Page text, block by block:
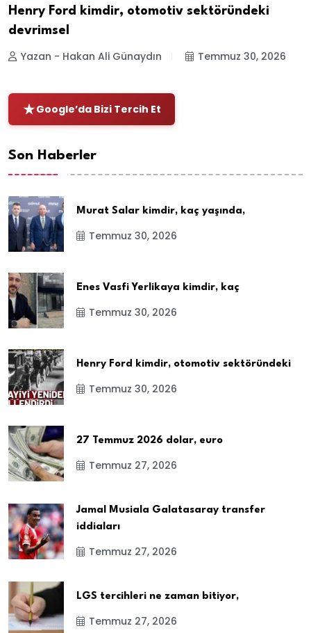
Henry Ford kimdir, otomotiv sektöründeki
devrimsel
Yazan - Hakan Ali Günaydın Temmuz 30, 2026
Google’da Bizi Tercih Et
Son Haberler
Murat Salar kimdir, kaç yaşında,
Temmuz 30, 2026
Enes Vasfi Yerlikaya kimdir, kaç
Temmuz 30, 2026
Henry Ford kimdir, otomotiv sektöründeki
Temmuz 30, 2026
27 Temmuz 2026 dolar, euro
Temmuz 27, 2026
Jamal Musiala Galatasaray transfer
iddiaları
Temmuz 27, 2026
LGS tercihleri ne zaman bitiyor,
Temmuz 27, 2026